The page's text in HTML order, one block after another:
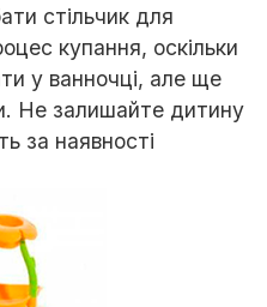
стільчик для
купання, оскільки
у ванночці, але ще
Не залишайте дитину
за наявності